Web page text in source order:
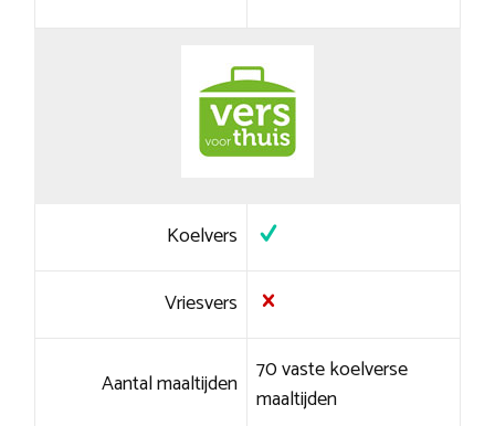
Koelvers
Vriesvers
Aantal maaltijden 70 vaste koelverse
maaltijden